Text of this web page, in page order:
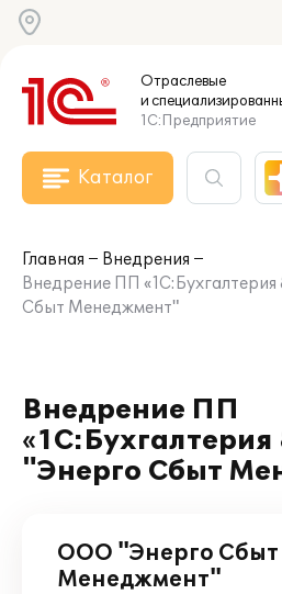
Отраслевые
и
1С:Предприятие
Каталог
Главная
Внедрения
Внедрение ПП
Сбыт Менеджмент"
Внедрение ПП
"Энерго Сбыт
ООО "Энерго Сбыт
Менеджмент"